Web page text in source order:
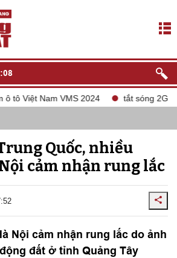
tô Việt Nam VMS 2024 tắt sóng 2G
Quốc, nhiều
cảm nhận rung lắc
Nội cảm nhận rung lắc do ảnh
đất ở tỉnh Quảng Tây